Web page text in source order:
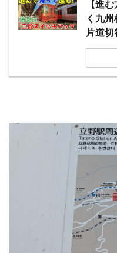
【進
く九
片道